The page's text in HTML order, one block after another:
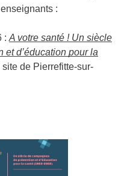
:
: A votre santé ! Un siècle
et d’éducation pour la
site de Pierrefitte-sur-